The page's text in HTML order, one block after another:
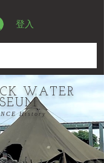
登入
WATER
History